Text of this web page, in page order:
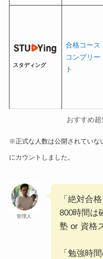
スタディング
合格コース
コンプリー
ト
おすすめ
※正式な人数は公開されていな
にカウントしました。
管理人
「絶対合
800時間
塾 or 資格
「勉強時